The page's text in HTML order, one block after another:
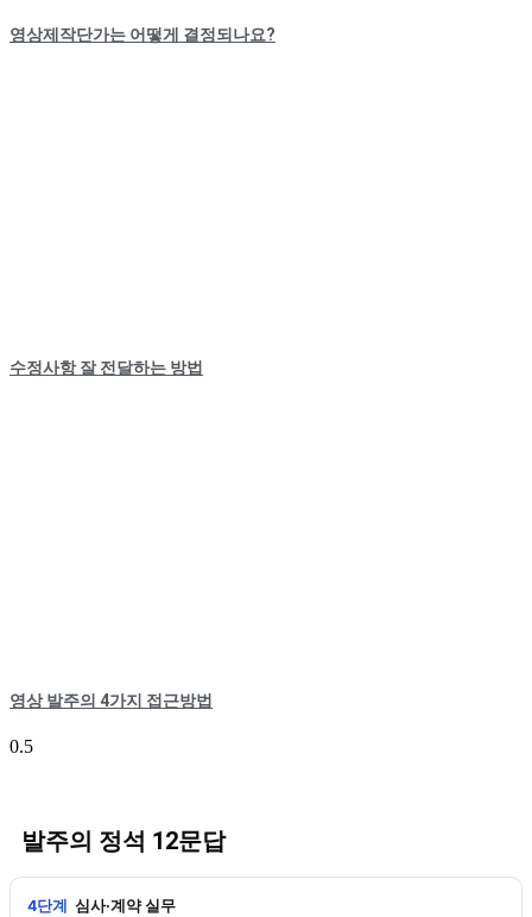
영상제작단가는 어떻게 결정되나요?
수정사항 잘 전달하는 방법
영상 발주의 4가지 접근방법
발주의 정석 12문답
4단계 심사·계약 실무